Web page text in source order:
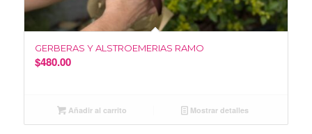
GERBERAS Y ALSTROEMERIAS RAMO
$480.00
Añadir al carrito Mostrar detalles